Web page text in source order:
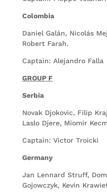
Colombia
Daniel Galán, Nicolás
Robert Farah.
Captain: Alejandro Falla
GROUP F
Serbia
Novak Djokovic, Filip
Laslo Djere, Miomir
Captain: Victor Troicki
Germany
Jan Lennard Struff,
Gojowczyk, Kevin